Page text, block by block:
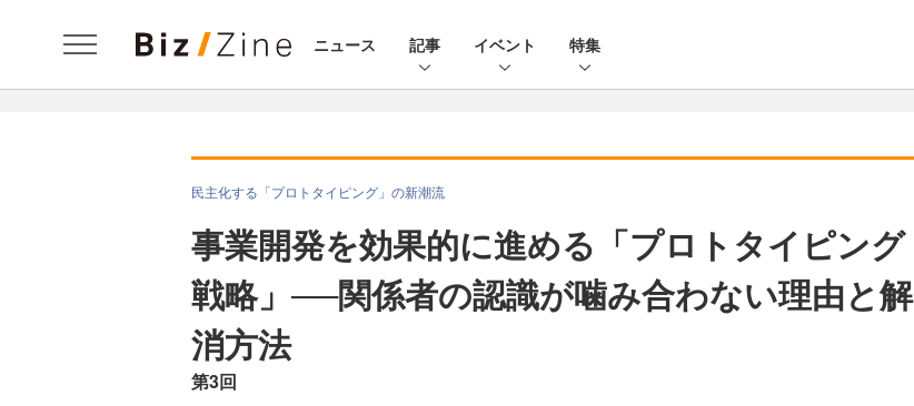
ニュース 記事 イベント 特集
民主化する「プロトタイピング」の新潮流
事業開発を効果的に進める「プロトタイピング
戦略」──関係者の認識が噛み合わない理由と解
消方法
第3回